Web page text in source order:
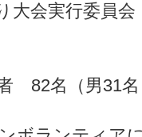
大会実行委員
者 82名（男31